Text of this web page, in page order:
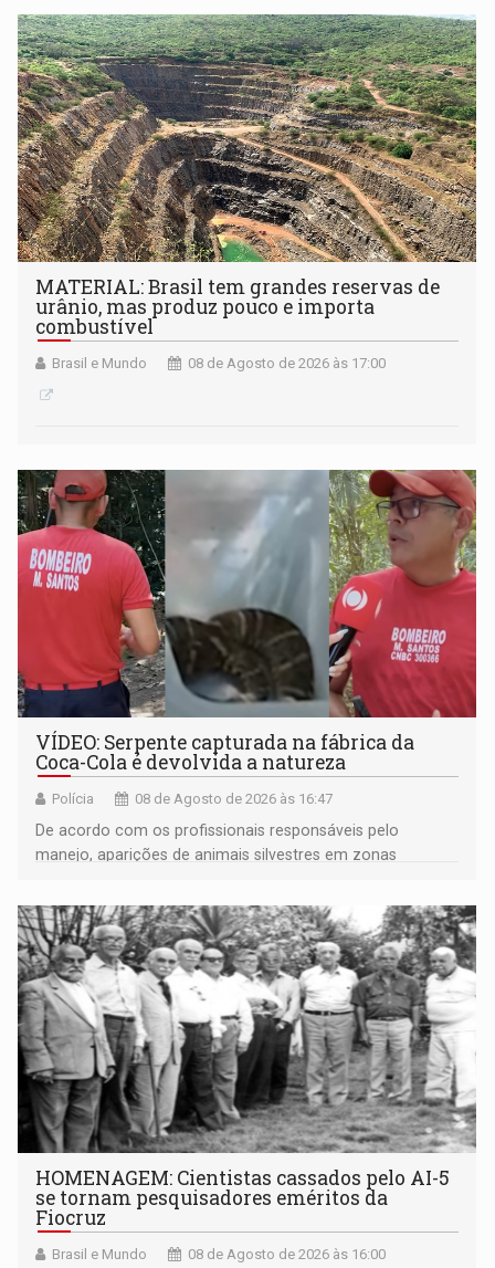
submissão de pré-propostas poderá ser feita até 1º de
setembro
MATERIAL: Brasil tem grandes reservas de
urânio, mas produz pouco e importa
combustível
Brasil e Mundo 08 de Agosto de 2026 às 17:00
VÍDEO: Serpente capturada na fábrica da
Coca-Cola é devolvida a natureza
Polícia 08 de Agosto de 2026 às 16:47
De acordo com os profissionais responsáveis pelo
manejo, aparições de animais silvestres em zonas
HOMENAGEM: Cientistas cassados pelo AI-5
se tornam pesquisadores eméritos da
Fiocruz
Brasil e Mundo 08 de Agosto de 2026 às 16:00